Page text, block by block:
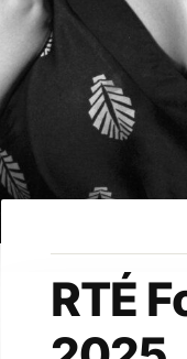
RTÉ